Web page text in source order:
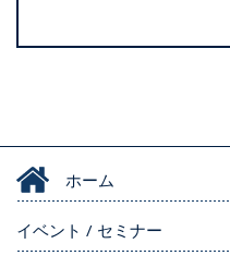
ホーム
イベント / セミナー